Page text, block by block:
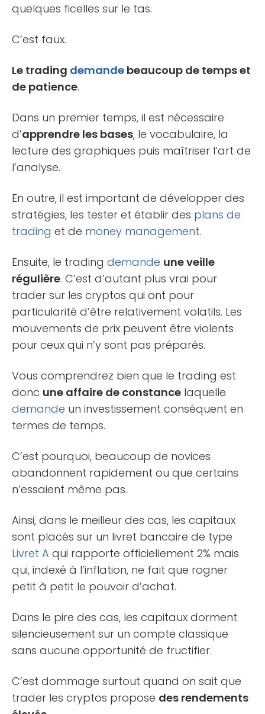
quelques ficelles sur le tas.
C’est faux.
Le trading demande beaucoup de temps et
de patience.
Dans un premier temps, il est nécessaire
d’apprendre les bases, le vocabulaire, la
lecture des graphiques puis maîtriser l’art de
l’analyse.
En outre, il est important de développer des
stratégies, les tester et établir des plans de
trading et de money management.
Ensuite, le trading demande une veille
régulière. C’est d’autant plus vrai pour
trader sur les cryptos qui ont pour
particularité d’être relativement volatils. Les
mouvements de prix peuvent être violents
pour ceux qui n’y sont pas préparés.
Vous comprendrez bien que le trading est
donc une affaire de constance laquelle
demande un investissement conséquent en
termes de temps.
C’est pourquoi, beaucoup de novices
abandonnent rapidement ou que certains
n’essaient même pas.
Ainsi, dans le meilleur des cas, les capitaux
sont placés sur un livret bancaire de type
Livret A qui rapporte officiellement 2% mais
qui, indexé à l’inflation, ne fait que rogner
petit à petit le pouvoir d’achat.
Dans le pire des cas, les capitaux dorment
silencieusement sur un compte classique
sans aucune opportunité de fructifier.
C’est dommage surtout quand on sait que
trader les cryptos propose des rendements